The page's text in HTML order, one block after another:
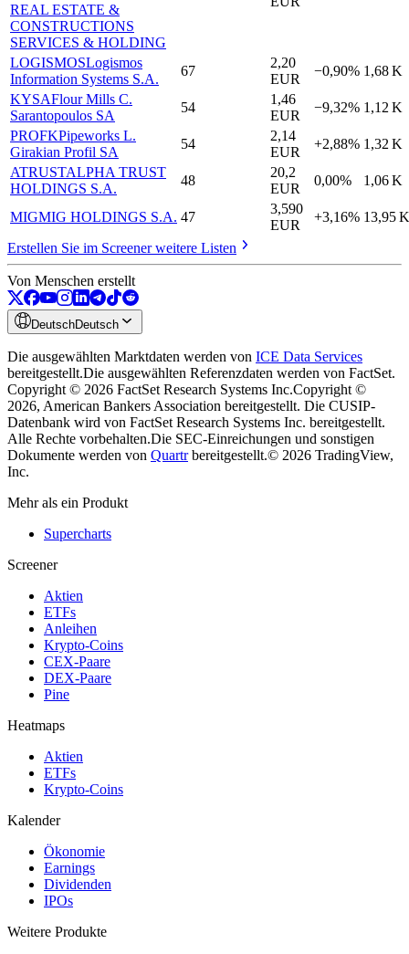
REAL ESTATE &
CONSTRUCTIONS
SERVICES & HOLDING
LOGISMOSLogismos
Information Systems S.A.
67
2,20
EUR
−0,90% 1,68 K
KYSAFlour Mills C.
Sarantopoulos SA
54
1,46
EUR
−9,32% 1,12 K
PROFKPipeworks L.
Girakian Profil SA
54
2,14
EUR
+2,88% 1,32 K
ATRUSTALPHA TRUST
HOLDINGS S.A.
48
20,2
EUR
0,00% 1,06 K
MIGMIG HOLDINGS S.A. 47
3,590
EUR
+3,16% 13,95 K
Erstellen Sie im Screener weitere Listen
Von Menschen erstellt
DeutschDeutsch
Die ausgewählten Marktdaten werden von ICE Data Services
bereitgestellt.Die ausgewählten Referenzdaten werden von FactSet.
Copyright © 2026 FactSet Research Systems Inc.Copyright ©
2026, American Bankers Association bereitgestellt. Die CUSIP-
Datenbank wird von FactSet Research Systems Inc. bereitgestellt.
Alle Rechte vorbehalten.Die SEC-Einreichungen und sonstigen
Dokumente werden von Quartrbereitgestellt.© 2026 TradingView,
Inc.
Mehr als ein Produkt
Supercharts
Screener
Aktien
ETFs
Anleihen
Krypto-Coins
CEX-Paare
DEX-Paare
Pine
Heatmaps
Aktien
ETFs
Krypto-Coins
Kalender
Ökonomie
Earnings
Dividenden
IPOs
Weitere Produkte